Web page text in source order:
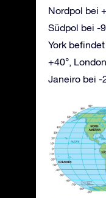
Nordpol bei
Südpol bei -
York
+40°,
Janeiro bei -